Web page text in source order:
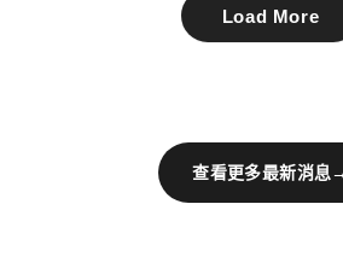
Load More
查看更多最新消息→